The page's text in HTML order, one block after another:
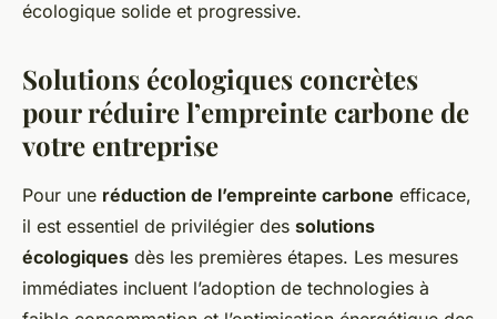
écologique solide et progressive.
Solutions écologiques concrètes
pour réduire l’empreinte carbone de
votre entreprise
Pour une réduction de l’empreinte carbone efficace,
il est essentiel de privilégier des solutions
écologiques dès les premières étapes. Les mesures
immédiates incluent l’adoption de technologies à